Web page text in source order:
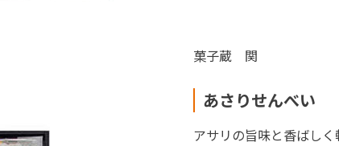
菓子蔵 関
あさりせんべい
アサリの旨味と香ばし